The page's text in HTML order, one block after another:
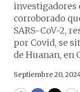
investigadores
corroborado
SARS-CoV-2,
por Covid, se
de Huanan, en
Septiembre 20,